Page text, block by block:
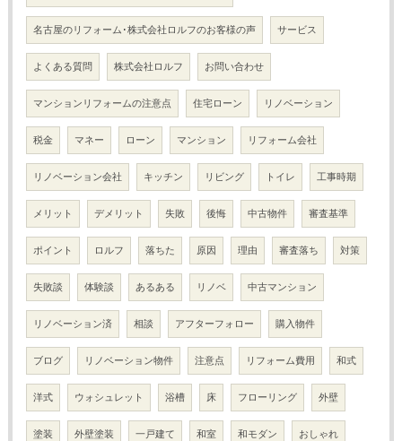
名古屋のリフォーム･株式会社ロルフのお客様の声 サービス
よくある質問 株式会社ロルフ お問い合わせ
マンションリフォームの注意点 住宅ローン リノベーション
税金 マネー ローン マンション リフォーム会社
リノベーション会社 キッチン リビング トイレ 工事時期
メリット デメリット 失敗 後悔 中古物件 審査基準
ポイント ロルフ 落ちた 原因 理由 審査落ち 対策
失敗談 体験談 あるある リノベ 中古マンション
リノベーション済 相談 アフターフォロー 購入物件
ブログ リノベーション物件 注意点 リフォーム費用 和式
洋式 ウォシュレット 浴槽 床 フローリング 外壁
塗装 外壁塗装 一戸建て 和室 和モダン おしゃれ